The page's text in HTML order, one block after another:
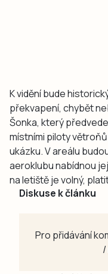
K vidění bude
překvapení, chybět
Šonka, který
místními piloty
ukázku. V areálu
aeroklubu nabídnou
na letiště je volný,
Diskuse k článku
Pro přidávání
/